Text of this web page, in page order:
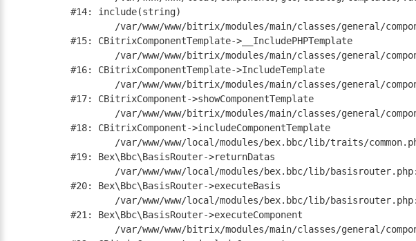
#14: include(string)
#15: CBitrixComponentTemplate->__IncludePHPTemplate
#16: CBitrixComponentTemplate->IncludeTemplate
#17: CBitrixComponent->showComponentTemplate
#18: CBitrixComponent->includeComponentTemplate
#19: Bex\Bbc\BasisRouter->returnDatas
#20: Bex\Bbc\BasisRouter->executeBasis
#21: Bex\Bbc\BasisRouter->executeComponent